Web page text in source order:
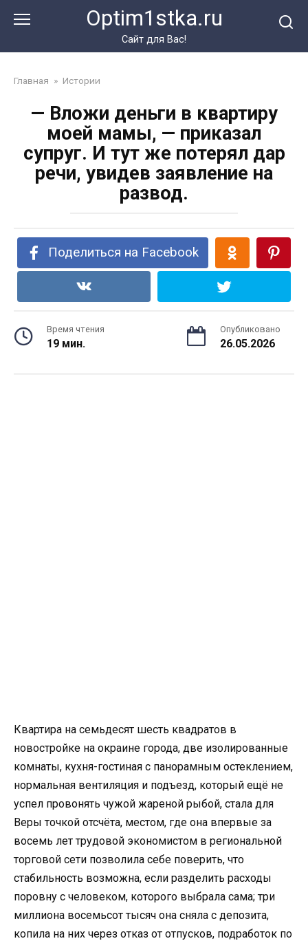
Optim1stka.ru
Сайт для Вас!
Главная » Истории
— Вложи деньги в квартиру
моей мамы, — приказал
супруг. И тут же потерял дар
речи, увидев заявление на
развод.
Поделиться на Facebook
Время чтения
19 мин.
Опубликовано
26.05.2026
Квартира на семьдесят шесть квадратов в
новостройке на окраине города, две изолированные
комнаты, кухня-гостиная с панорамным остеклением,
нормальная вентиляция и подъезд, который ещё не
успел провонять чужой жареной рыбой, стала для
Веры точкой отсчёта, местом, где она впервые за
восемь лет трудовой экономистом в региональной
торговой сети позволила себе поверить, что
стабильность возможна, если разделить расходы
поровну с человеком, которого выбрала сама; три
миллиона восемьсот тысяч она сняла с депозита,
копила на них через отказ от отпусков, подработок по